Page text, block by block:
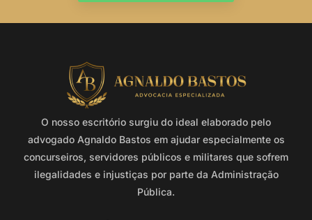
O nosso escritório surgiu do ideal elaborado pelo
advogado Agnaldo Bastos em ajudar especialmente os
concurseiros, servidores públicos e militares que sofrem
ilegalidades e injustiças por parte da Administração
Pública.